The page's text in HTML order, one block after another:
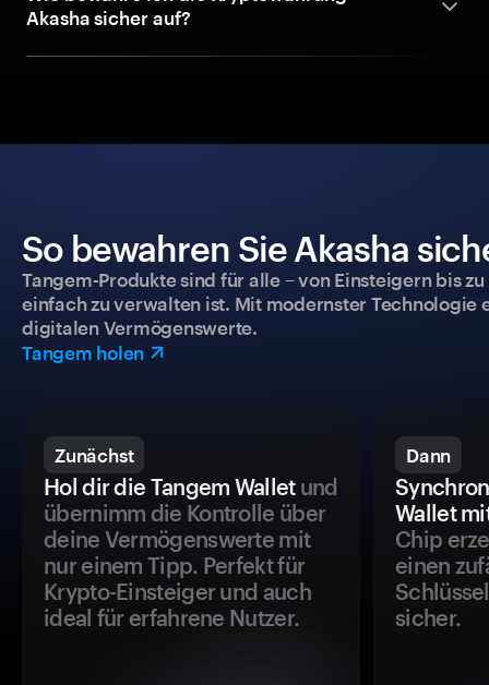
Akasha sicher auf?
So bewahren Sie Akasha
Tangem-Produkte sind für alle – von Einsteigern bis
einfach zu verwalten ist. Mit modernster
digitalen Vermögenswerte.
Tangem holen
Zunächst
Hol dir die Tangem Walletund
übernimm die Kontrolle über
deine Vermögenswerte mit
nur einem Tipp. Perfekt für
Krypto-Einsteiger und auch
ideal für erfahrene Nutzer.
Dann
Wallet
Chip
einen
sicher.